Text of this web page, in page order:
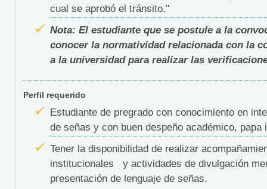
cual se aprobó el tránsito."
Nota: El estudiante que se postule a la
conocer la normatividad relacionada con la
a la universidad para realizar las
Perfil requerido
Estudiante de pregrado con conocimiento en
de señas y con buen despeño académico, papa
Tener la disponibilidad de realizar
institucionales y actividades de divulgación
presentación de lenguaje de señas.